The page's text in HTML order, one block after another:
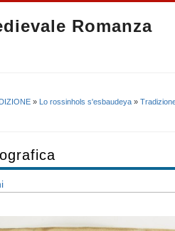
Romanza
» Lo rossinhols s'esbaudeya »